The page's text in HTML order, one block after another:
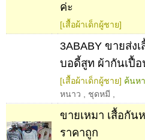
ค่ะ
[เสื้อผ้าเด็กผู้ชาย]
3ABABY ขายส่ง
บอดี้สูท ผ้ากันเปื้
[เสื้อผ้าเด็กผู้ชาย] ค้นห
หนาว
ชุดหมี
ขายเหมา เสื้อกัน
ราคาถูก